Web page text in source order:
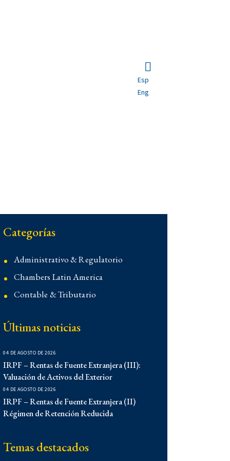
Esp
Eng
y Proyecto de
Categorías
Administrativo & Regulatorio
Chambers Latin America
Contable & Tributario
Corporativo
Demo
Derecho Administrativo
IFLR 1000
Institucionales
Latin Lawyer 250
Últimas noticias
04 DE AGOSTO DE 2026
IRPF – Rentas de Fuente Extranjera (III):
Valuación de Activos del Exterior
04 DE AGOSTO DE 2026
IRPF – Rentas de Fuente Extranjera (II)
Régimen de Retención Reducida
Temas destacados